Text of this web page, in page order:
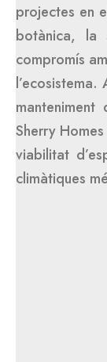
projectes en
botànica, la
compromís
Sherry
viabilitat
climàtiques